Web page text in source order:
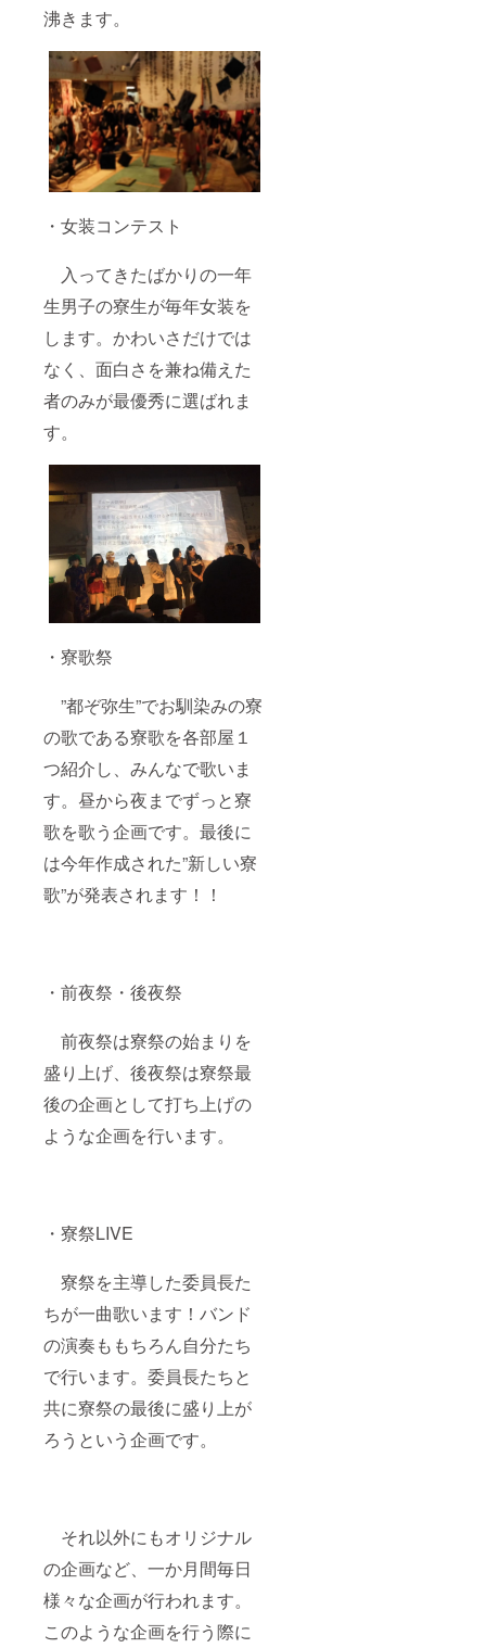
沸きます。
・女装コンテスト
入ってきたばかりの一年
生男子の寮生が毎年女装を
します。かわいさだけでは
なく、面白さを兼ね備えた
者のみが最優秀に選ばれま
す。
・寮歌祭
”都ぞ弥生”でお馴染みの寮
の歌である寮歌を各部屋１
つ紹介し、みんなで歌いま
す。昼から夜までずっと寮
歌を歌う企画です。最後に
は今年作成された”新しい寮
歌”が発表されます！！
・前夜祭・後夜祭
前夜祭は寮祭の始まりを
盛り上げ、後夜祭は寮祭最
後の企画として打ち上げの
ような企画を行います。
・寮祭LIVE
寮祭を主導した委員長た
ちが一曲歌います！バンド
の演奏ももちろん自分たち
で行います。委員長たちと
共に寮祭の最後に盛り上が
ろうという企画です。
それ以外にもオリジナル
の企画など、一か月間毎日
様々な企画が行われます。
このような企画を行う際に